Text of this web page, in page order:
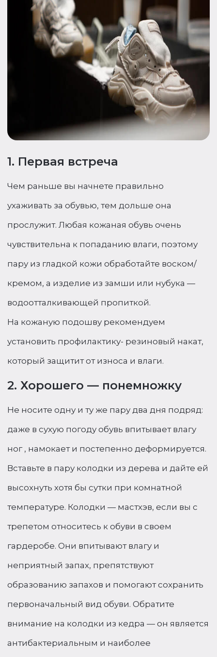
1. Первая встреча
Чем раньше вы начнете правильно
ухаживать за обувью, тем дольше она
прослужит. Любая кожаная обувь очень
чувствительна к попаданию влаги, поэтому
пару из гладкой кожи обработайте воском/
кремом, а изделие из замши или нубука —
водоотталкивающей пропиткой.
На кожаную подошву рекомендуем
установить профилактику- резиновый накат,
который защитит от износа и влаги.
2. Хорошего — понемножку
Не носите одну и ту же пару два дня подряд:
даже в сухую погоду обувь впитывает влагу
ног , намокает и постепенно деформируется.
Вставьте в пару колодки из дерева и дайте ей
высохнуть хотя бы сутки при комнатной
температуре. Колодки — мастхэв, если вы с
трепетом относитесь к обуви в своем
гардеробе. Они впитывают влагу и
неприятный запах, препятствуют
образованию запахов и помогают сохранить
первоначальный вид обуви. Обратите
внимание на колодки из кедра — он является
антибактериальным и наиболее